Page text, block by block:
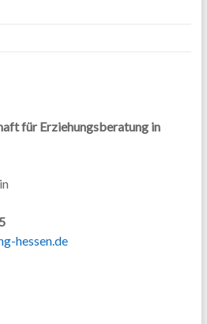
für Erziehungsberatung in
hessen.de